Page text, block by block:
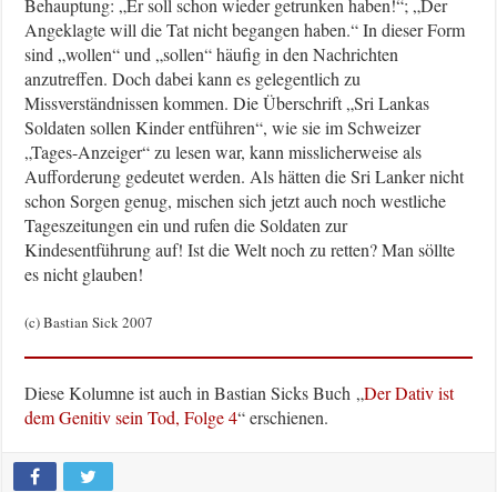
Behauptung: „Er soll schon wieder getrunken haben!“; „Der
Angeklagte will die Tat nicht begangen haben.“ In dieser Form
sind „wollen“ und „sollen“ häufig in den Nachrichten
anzutreffen. Doch dabei kann es gelegentlich zu
Missverständnissen kommen. Die Überschrift „Sri Lankas
Soldaten sollen Kinder entführen“, wie sie im Schweizer
„Tages-Anzeiger“ zu lesen war, kann misslicherweise als
Aufforderung gedeutet werden. Als hätten die Sri Lanker nicht
schon Sorgen genug, mischen sich jetzt auch noch westliche
Tageszeitungen ein und rufen die Soldaten zur
Kindesentführung auf! Ist die Welt noch zu retten? Man söllte
es nicht glauben!
(c) Bastian Sick 2007
Diese Kolumne ist auch in Bastian Sicks Buch „Der Dativ ist
dem Genitiv sein Tod, Folge 4“ erschienen.